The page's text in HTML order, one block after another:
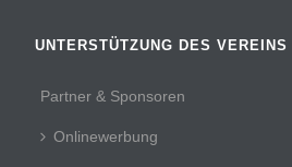
UNTERSTÜTZUNG DES VEREINS
Partner & Sponsoren
Onlinewerbung